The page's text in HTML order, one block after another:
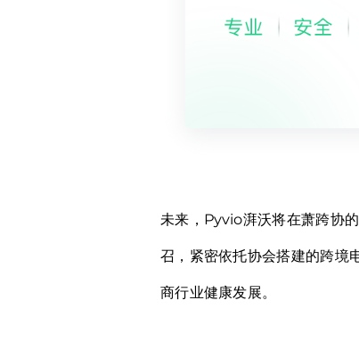
未来，Pyvio湃沃将在萧跨协
召，紧密依托协会搭建的跨境
商行业健康发展。